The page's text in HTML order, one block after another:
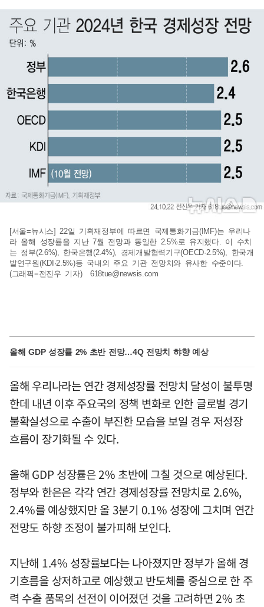
[서울=뉴시스] 22일 기획재정부에 따르면 국제통화기금(IMF)는 우리나
라 올해 성장률을 지난 7월 전망과 동일한 2.5%로 유지했다. 이 수치
는 정부(2.6%), 한국은행(2.4%), 경제개발협력기구(OECD·2.5%), 한국개
발연구원(KDI·2.5%)등 국내외 주요 기관 전망치와 유사한 수준이다.
(그래픽=전진우 기자) 618tue@newsis.com
올해 GDP 성장률 2% 초반 전망…4Q 전망치 햐향 예상
올해 우리나라는 연간 경제성장률 전망치 달성이 불투명
한데 내년 이후 주요국의 정책 변화로 인한 글로벌 경기
불확실성으로 수출이 부진한 모습을 보일 경우 저성장
흐름이 장기화될 수 있다.
올해 GDP 성장률은 2% 초반에 그칠 것으로 예상된다.
정부와 한은은 각각 연간 경제성장률 전망치로 2.6%,
2.4%를 예상했지만 올 3분기 0.1% 성장에 그치며 연간
전망도 하향 조정이 불가피해 보인다.
지난해 1.4% 성장률보다는 나아졌지만 정부가 올해 경
기흐름을 상저하고로 예상했고 반도체를 중심으로 한 주
력 수출 품목의 선전이 이어졌던 것을 고려하면 2% 초